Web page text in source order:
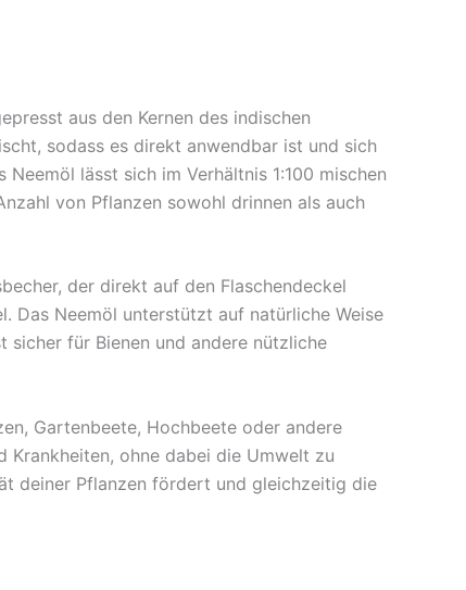
aus den Kernen des indischen
sodass es direkt anwendbar ist und sich
lässt sich im Verhältnis 1:100 mischen
von Pflanzen sowohl drinnen als auch
der direkt auf den Flaschendeckel
Das Neemöl unterstützt auf natürliche Weise
sicher für Bienen und andere nützliche
Gartenbeete, Hochbeete oder andere
Krankheiten, ohne dabei die Umwelt zu
deiner Pflanzen fördert und gleichzeitig die